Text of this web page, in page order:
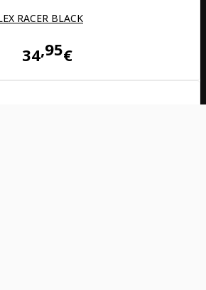
RACER BLACK
34 95€